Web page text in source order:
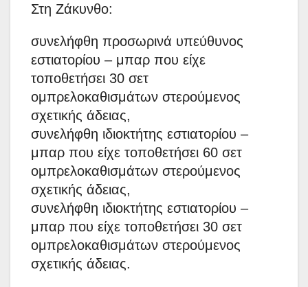
Στη Ζάκυνθο:
συνελήφθη προσωρινά υπεύθυνος
εστιατορίου – μπαρ που είχε
τοποθετήσει 30 σετ
ομπρελοκαθισμάτων στερούμενος
σχετικής άδειας,
συνελήφθη ιδιοκτήτης εστιατορίου –
μπαρ που είχε τοποθετήσει 60 σετ
ομπρελοκαθισμάτων στερούμενος
σχετικής άδειας,
συνελήφθη ιδιοκτήτης εστιατορίου –
μπαρ που είχε τοποθετήσει 30 σετ
ομπρελοκαθισμάτων στερούμενος
σχετικής άδειας.